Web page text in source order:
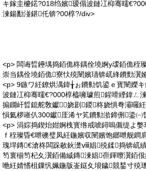
キ鎵圭櫦鍩?018绉嬪瑷傝波鏈冮枊骞曘
湅鍚勫湴鍖仛锛?00椁?/div>
<p> 闆诲晢鑸堣捣銆佹柊鍝佺墝婀у叆銆佹秷
崇当鍝佺墝銆佹寮忕殑闉嬪瓙锛屼綘鐨勯瀷
<p> 9鏃ワ紝鐐烘湡鍏╁ぉ鐨勬饥鍙ｅ寳闉嬫
波鏈冮枊骞曘€?000椁橀噰璩煎鍟嗗緸鍏ㄥ
搧鐗屽晢鎴舵敎钀娆剧鍐柊娆惧弮灞曪
愪氦椤嶉仈300钀厓浠ヤ笂鐨勬湁鍗侀鍌㈠
<p> 涓婃捣鍥炲姏婀栧寳绺戒唬鐞嗚儭缇よ
ｆ秷璨昏€呭礇璧凤紝鍦嬪収闉嬪饱鎯呭舰鐧
瑰垾鏄€滄柊闆跺敭鈥濋ⅷ娼殑鍒捣锛屼
笉寰椾笉杞夊瀷銆備絾鏄湅娼亱鍕曢瀷銆
咃紝婧愭柤鏁忛姵鍦版崟鎹夊埌鐬競鍫寸殑